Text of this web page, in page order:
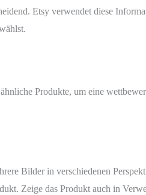
Etsy verwendet diese
Produkte, um eine
Bilder in verschiedenen
Zeige das Produkt auch in